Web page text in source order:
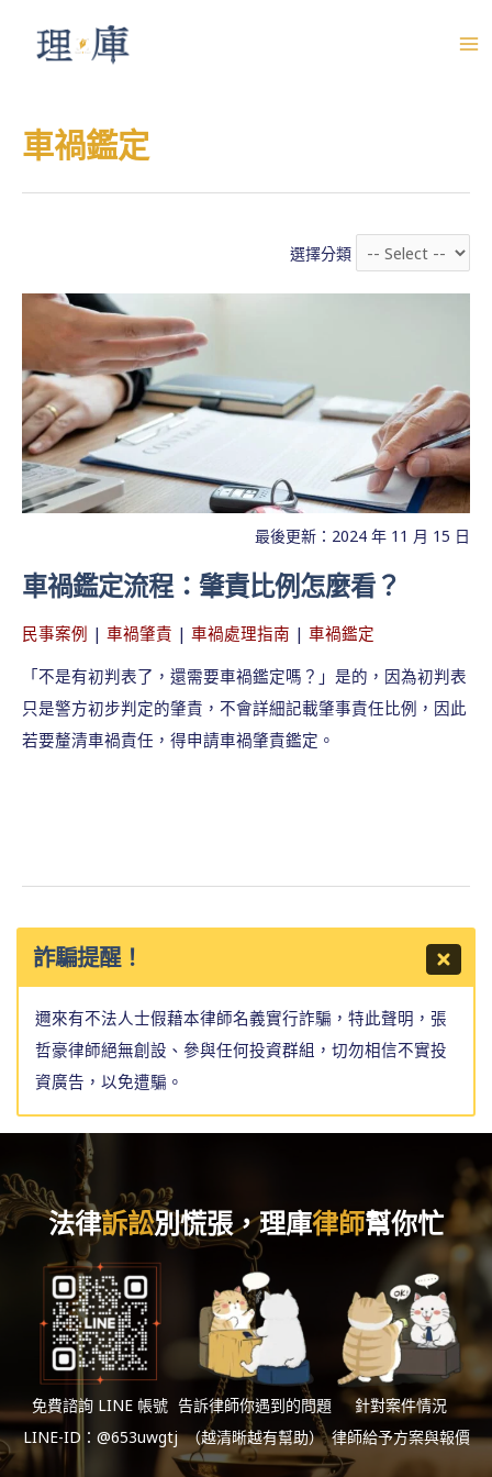
N
M
車禍鑑定
選擇分類
最後更新：2024 年 11 月 15 日
車禍鑑定流程：肇責比例怎麼看？
民事案例 | 車禍肇責 | 車禍處理指南 | 車禍鑑定
「不是有初判表了，還需要車禍鑑定嗎？」是的，因為初判表
只是警方初步判定的肇責，不會詳細記載肇事責任比例，因此
若要釐清車禍責任，得申請車禍肇責鑑定。
詐騙提醒！
邇來有不法人士假藉本律師名義實行詐騙，特此聲明，張
哲豪律師絕無創設、參與任何投資群組，切勿相信不實投
資廣告，以免遭騙。
法律訴訟別慌張，理庫律師幫你忙
免費諮詢 LINE 帳號
LINE-ID：@653uwgtj
告訴律師你遇到的問題
（越清晰越有幫助）
針對案件情況
律師給予方案與報價